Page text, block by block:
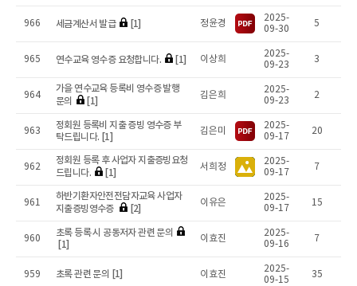
966 세금계산서 발급 [1] 정윤경
2025-
09-30
5
965 연수교육 영수증 요청합니다. [1] 이상희
2025-
09-23
3
964
가을 연수교육 등록비 영수증 발행
문의
[1] 김은희
2025-
09-23
2
963
정회원 등록비 지출 증빙 영수증 부
탁드립니다. [1]
김은미
2025-
09-17
20
962
정회원 등록 후 사업자 지출증빙요청
드립니다.
[1] 서희정
2025-
09-17
7
961
하반기환자안전전담자교육 사업자
지출증빙영수증
[2] 이유은
2025-
09-17
15
960
초록 등록 시 공동저자 관련 문의
[1]
이효진
2025-
09-16
7
959 초록 관련 문의 [1] 이효진
2025-
09-15
35